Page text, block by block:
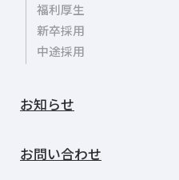
福利厚生
新卒採用
中途採用
お知らせ
お問い合わせ